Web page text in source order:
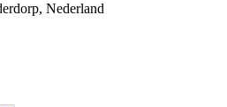
Nederland